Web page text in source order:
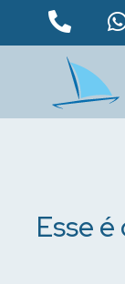
Esse